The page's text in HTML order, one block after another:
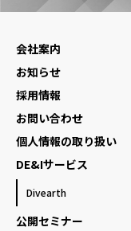
会社案内
お知らせ
採用情報
お問い合わせ
個人情報の取り扱い
DE&Iサービス
Divearth
公開セミナー